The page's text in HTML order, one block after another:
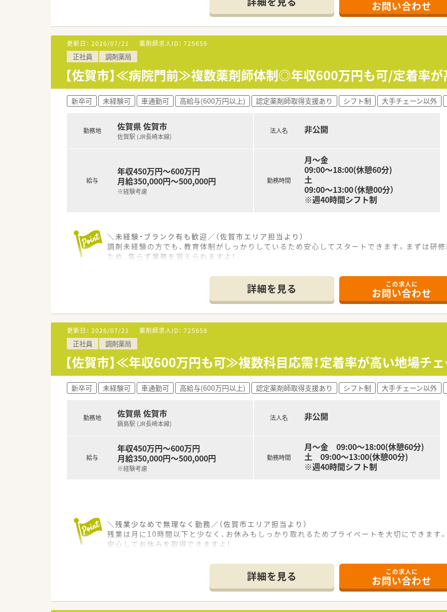
■新卒の方や未経験者、ブランクのある方も歓迎しており、丁寧に指導します。
■チームワークを大切にし、患者さんのために貢献したい方を求めています。
【法人特徴について】
■177床のケアミックス病院として、地域医療に長年貢献している医療法人です。
■回復期リハビリテーション病棟を有しており、多角的な医療を提供しています。
■土日祝日を含め365日外来診療を行うことで、地域のニーズに応えています。
■定年60歳、再雇用制度65歳、勤務延長:上限70歳です
【求人情報について】
■17時半終業の病院求人であり、プライベートの時間も確保しやすいです。
■月9日休みで年間休日108日と、しっかり休んでリフレッシュできる環境です。
■残業はほとんどなく、ワークライフバランスを重視した働き方が実現できます。
■電子カルテや各種機器を導入しており、効率的に業務を進められる環境です。
■育児休暇の取得実績が豊富で、子育て中のスタッフに理解のある職場です。
■新卒や未経験者も安心してスタートできるよう、丁寧なOJT研修を実施しています。
お問い合わせ
更新日： 2026/07/21 薬剤師求人ID： 725659
正社員 調剤薬局
【佐賀市】≪病院門前≫複数薬剤師体制◎年収600万円も可/定着率が
新卒可 未経験可 車通勤可 高給与(600万円以上) 認定薬剤師取得支援あり シフト制 大手チェーン以外
勤務地 佐賀県 佐賀市
佐賀駅 (JR長崎本線)
給与
年収450万円～600万円
月給350,000円～500,000円
※経験考慮
法人名 非公開
勤務時間
月～金
09:00～18:00(休憩60分)
土
09:00～13:00（休憩00分）
※週40時間シフト制
＼未経験・ブランク有も歓迎／（佐賀市エリア担当より）
調剤未経験の方でも、教育体制がしっかりしているため安心してスタートできます。まずは研
ため、焦らず業務を覚えられますよ！
【店舗情報と応需状況について】
■最寄り駅から車で10分ほどの立地にあり、内科や循環器科、消化器内科の処方箋を1日40枚
■常勤薬剤師2名とパート薬剤師1名が在籍し、全社で行っている月間約160件の在宅医療にも
■シフト制を導入しているため残業はほとんど発生せず、仕事終わりのプライベートな時間を
【法人特徴について】
■創業から120年以上の長い歴史と実績を持ち、市内に複数の店舗を展開して地域医療に貢献
■経営層に社会保険労務士が在籍しているため、法令に基づいた労務管理が徹底されており、
■店舗同士が車で15分圏内に密集しているため、急な欠員時にも各店舗で助け合えるヘルプ体
【職場環境と雰囲気】
■従業員同士の人間関係を非常に大切にしており、何か問題が発生した際にも会社全体で迅速
■歴史ある老舗企業でありながらも、幹部社員の年齢層は比較的若く、風通しが良くて意見の
【こんな取り組みをしています】
■未経験の方でも安心してスキルアップできるよう、社内勉強会の定期開催やｅラーニングを
■他店舗への応援業務をスムーズに行えるよう、全店舗で調剤機器や電子薬歴システムを同じ
詳細を見る この求人に
お問い合わせ
更新日： 2026/07/21 薬剤師求人ID： 725658
正社員 調剤薬局
【佐賀市】≪年収600万円も可≫複数科目応需！定着率が高い地場チ
新卒可 未経験可 車通勤可 高給与(600万円以上) 認定薬剤師取得支援あり シフト制 大手チェーン以外
勤務地 佐賀県 佐賀市
鍋島駅 (JR長崎本線)
給与
年収450万円～600万円
月給350,000円～500,000円
※経験考慮
法人名 非公開
勤務時間
月～金 09:00～18:00(休憩60分)
土 09:00～13:00(休憩00分)
※週40時間シフト制
＼残業少なめで無理なく勤務／（佐賀市エリア担当より）
残業は月に10時間以下と少なく、お休みもしっかり取れるためプライベートを大切にできます
安心してお休みを取得できますよ！
■最寄り駅からは車で6分ほどの場所に位置し、内科や循環器科、小児科の処方箋を1日に20枚
■正社員とパートの薬剤師が在籍しており、余裕のある人員体制が整っているため、無理なく
■全社で行っている月間約160件の在宅医療にも協力して取り組んでおり、幅広い業務を通じ
詳細を見る この求人に
お問い合わせ